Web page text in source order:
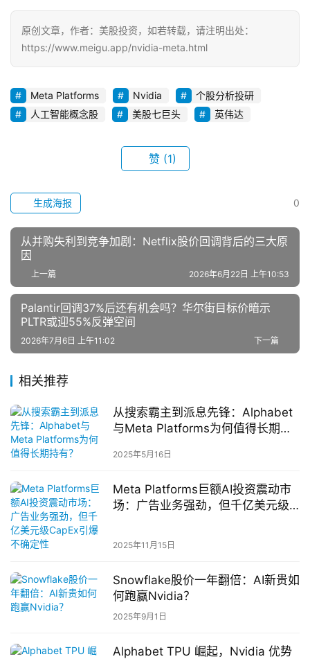
L
i
n
原创文章，作者：美股投资，如若转载，请注明出处：
https://www.meigu.app/nvidia-meta.html
Meta Platforms Nvidia
个股分析投研
人工智能概念股
美股七巨头 英伟达
赞 (1)
0
生成海报
从并购失利到竞争加剧：Netflix股价回调背后的三大原
因
上一篇 2026年6月22日 上午10:53
Palantir回调37%后还有机会吗？华尔街目标价暗示
PLTR或迎55%反弹空间
下一篇
2026年7月6日 上午11:02
相关推荐
从搜索霸主到派息先锋：Alphabet
与Meta Platforms为何值得长期持
2025年5月16日
Meta Platforms巨额AI投资震动市
场：广告业务强劲，但千亿美元级
2025年11月15日
Snowflake股价一年翻倍：AI新贵如
何跑赢Nvidia？
2025年9月1日
Alphabet TPU 崛起，Nvidia 优势